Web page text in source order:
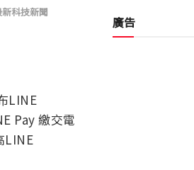
科技新聞
LINE
Pay 繳交電
LINE
廣告